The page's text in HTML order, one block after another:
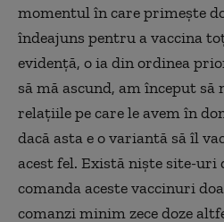
momentul în care primeşte
îndeajuns pentru a vaccina
evidenţă, o ia din ordinea
să mă ascund, am început să
relaţiile pe care le avem în
dacă asta e o variantă să îl
acest fel. Există nişte site-uri
comanda aceste vaccinuri
comanzi minim zece doze